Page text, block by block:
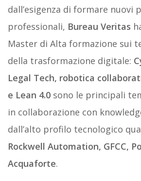
dall’esigenza di formare nuovi
professionali, Bureau Veritas
Master di Alta formazione sui
della trasformazione digitale:
Legal Tech, robotica
e Lean 4.0sono le principali
in collaborazione con
dall’alto profilo tecnologico
Rockwell Automation, GFCC,
Acquaforte.